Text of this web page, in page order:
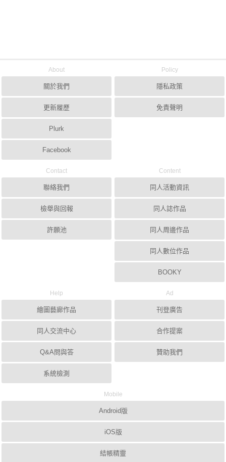
About
關於我們
更新履歷
Plurk
Facebook
Policy
隱私政策
免責聲明
Contact
聯絡我們
檢舉與回報
許願池
Content
同人活動資訊
同人誌作品
同人周邊作品
同人數位作品
BOOKY
Help
繪圖藝廊作品
同人交流中心
Q&A問與答
系統檢測
Ad
刊登廣告
合作提案
贊助我們
Mobile
Android版
iOS版
結帳精靈